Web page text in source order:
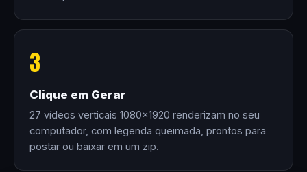
3
Clique em Gerar
27 vídeos verticais 1080×1920 renderizam no seu
computador, com legenda queimada, prontos para
postar ou baixar em um zip.